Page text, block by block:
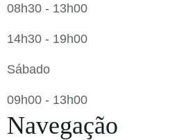
08h30 - 13h00
14h30 - 19h00
Sábado
09h00 - 13h00
Navegação